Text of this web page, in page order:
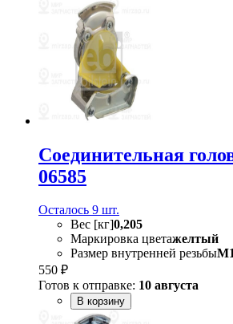
Соединительная
06585
Осталось 9 шт.
Вес [кг]0,205
Маркировка цветажелтый
Размер внутренней резьбы
550 ₽
Готов к отправке: 10 августа
В корзину